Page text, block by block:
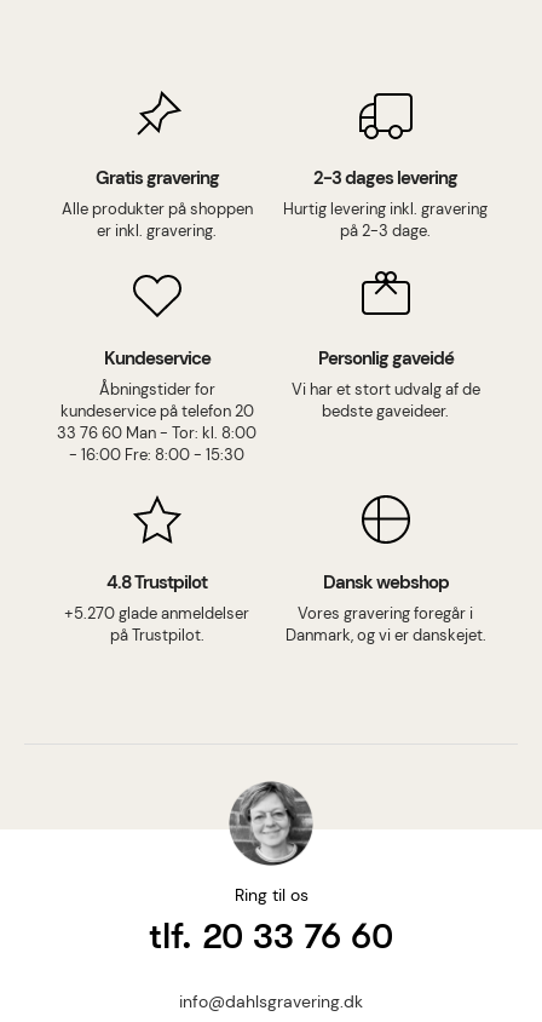
Gratis gravering
Alle produkter på shoppen
er inkl. gravering.
2-3 dages levering
Hurtig levering inkl. gravering
på 2-3 dage.
Kundeservice
Åbningstider for
kundeservice på telefon 20
33 76 60 Man - Tor: kl. 8:00
- 16:00 Fre: 8:00 - 15:30
Personlig gaveidé
Vi har et stort udvalg af de
bedste gaveideer.
4.8 Trustpilot
+5.270 glade anmeldelser
på Trustpilot.
Dansk webshop
Vores gravering foregår i
Danmark, og vi er danskejet.
Ring til os
tlf. 20 33 76 60
info@dahlsgravering.dk